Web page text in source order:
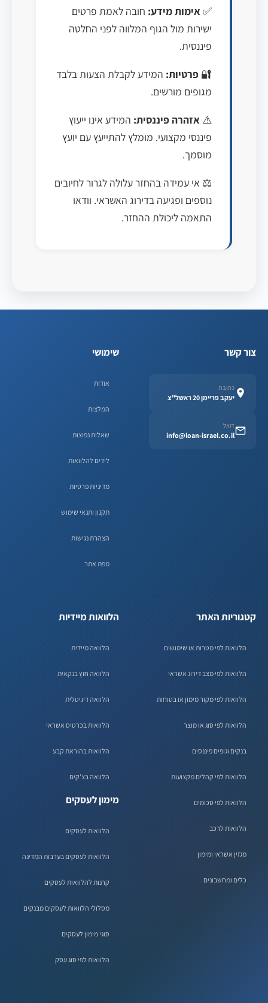
✅ אימות מידע: חובה לאמת פרטים
ישירות מול הגוף המלווה לפני החלטה
פיננסית.
🔐 פרטיות: המידע לקבלת הצעות בלבד
מגופים מורשים.
⚠️ אזהרה פיננסית: המידע אינו ייעוץ
פיננסי מקצועי. מומלץ להתייעץ עם יועץ
מוסמך.
⚖️ אי עמידה בהחזר עלולה לגרור לחיובים
נוספים ופגיעה בדירוג האשראי. וודאו
התאמה ליכולת ההחזר.
צור קשר
כתובת
יעקב פריימן 20 ראשל"צ
דואל
info@loan-israel.co.il
שימושי
אודות
המלצות
שאלות נפוצות
לידים להלוואות
מדיניות פרטיות
תקנון ותנאי שימוש
הצהרת נגישות
מפת אתר
קטגוריות האתר
הלוואות לפי מטרות או שימושים
הלוואות לפי מצב דירוג אשראי
הלוואות לפי מקור מימון או בטוחות
הלוואות לפי סוג או מוצר
בנקים וגופים פיננסים
הלוואות לפי קהלים מקצועות
הלוואות לפי סכומים
הלוואות לרכב
מגזין אשראי ומימון
כלים ומחשבונים
הלוואות מיידיות
הלוואה מיידית
הלוואה חוץ בנקאית
הלוואה דיגיטלית
הלוואות בכרטיס אשראי
הלוואות בהוראת קבע
הלוואה בצ'קים
מימון לעסקים
הלוואות לעסקים
הלוואות לעסקים בערבות המדינה
קרנות להלוואות לעסקים
מסלולי הלוואות לעסקים מבנקים
סוגי מימון לעסקים
הלוואות לפי סוג עסק